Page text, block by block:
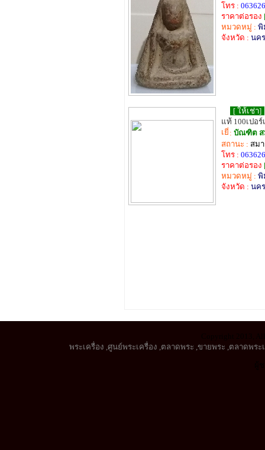
โทร :
ราคาต่อรอง
หมวดหมู่ : พิ
จังหวัด : นค
[ ให้เช่า]
แท้ 100เปอ
: บัณฑิต ส
สถานะ : สม
โทร :
ราคาต่อรอง
หมวดหมู่ : พิ
จังหวัด : นค
พระเครื่อง ,ศูนย์พระเครื่อง ,ตลาดพระ ,ขายพระ ,ตลาดพระ